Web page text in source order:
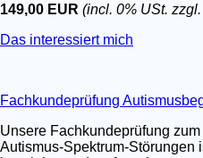
149,00 EUR (incl. 0% USt. zzgl.
Das interessiert mich
Fachkundeprüfung
Unsere Fachkundeprüfung
Autismus-Spektrum-Störungen